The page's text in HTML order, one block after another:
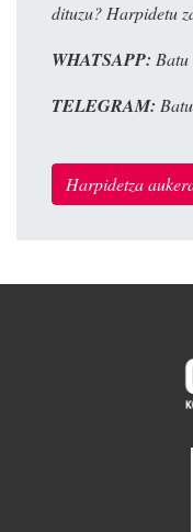
dituzu? Harpidetu
WHATSAPP: Batu
TELEGRAM:
Harpidetza